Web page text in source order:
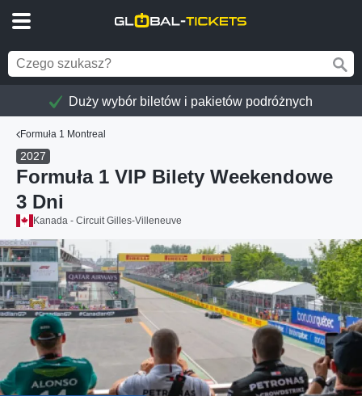
Duży wybór biletów i pakietów podróżnych
Formuła 1 Montreal
2027
Formuła 1 VIP Bilety Weekendowe
3 Dni
Kanada - Circuit Gilles-Villeneuve